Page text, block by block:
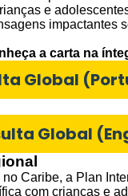
e
impactantes
a carta na
Global
Global
Caribe, a Plan
com crianças e